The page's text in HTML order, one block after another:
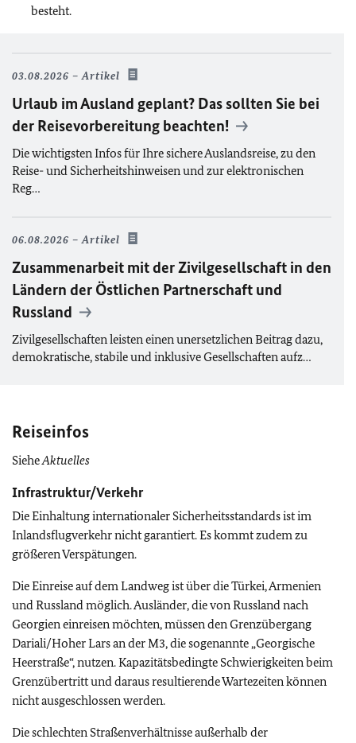
besteht.
03.08.2026 Artikel
Urlaub im Ausland geplant? Das sollten Sie bei
der Reisevorbereitung beachten!
Die wichtigsten Infos für Ihre sichere Auslandsreise, zu den
Reise- und Sicherheitshinweisen und zur elektronischen
Reg…
06.08.2026 Artikel
Zusammenarbeit mit der Zivilgesellschaft in den
Ländern der Östlichen Partnerschaft und
Russland
Zivilgesellschaften leisten einen unersetzlichen Beitrag dazu,
demokratische, stabile und inklusive Gesellschaften aufz…
Reiseinfos
SieheAktuelles
Infrastruktur/Verkehr
Die Einhaltung internationaler Sicherheitsstandards ist im
Inlandsflugverkehr nicht garantiert. Es kommt zudem zu
größeren Verspätungen.
Die Einreise auf dem Landweg ist über die Türkei, Armenien
und Russland möglich. Ausländer, die von Russland nach
Georgien einreisen möchten, müssen den Grenzübergang
Dariali/Hoher Lars an der M3, die sogenannte „Georgische
Heerstraße“, nutzen. Kapazitätsbedingte Schwierigkeiten beim
Grenzübertritt und daraus resultierende Wartezeiten können
nicht ausgeschlossen werden.
Die schlechten Straßenverhältnisse außerhalb der